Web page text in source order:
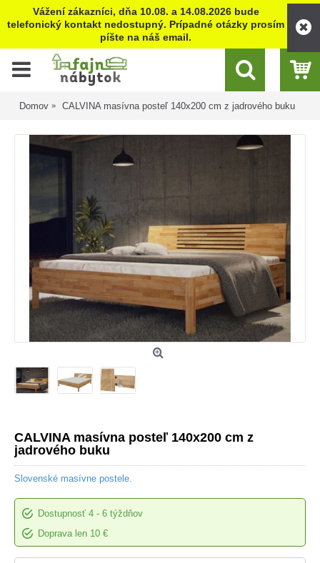
Vážení zákazníci, dňa 10.08. a 14.08.2026 bude
telefonický kontakt nedostupný. Prípadné otázky prosím
píšte na náš email.
Domov CALVINA masívna posteľ 140x200 cm z jadrového buku
CALVINA masívna posteľ 140x200 cm z
jadrového buku
Slovenské masívne postele.
Dostupnosť 4 - 6 týždňov
Doprava len 10 €